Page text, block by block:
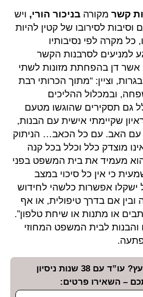
קשר מקורה בניכור הורי, ויש
וסיבות לסירובו של קטין להיות
כל מקרה לפי נסיבותיו
למניעים לסרבנות הקשר
דן בהפחתת מזונות לשתי
וציין: “מתוך הכרותי רבת
ובמכלול ההליכים
גם תסקירים שהוגשו מטעם
שקיימתי אישית עם הבנות,
עם האב. עם כל הכאב… הניתוק
מוצדק כלל וכלל בכל קנה
מעמיד את בית המשפט בפני
כי אין כל סיכוי במצב
ישקלו אפשרות כלשהי לחידוש
ובין אם בדרך טיפולית, או אף
או מתנות או שיחת טלפון”.
לבית המשפט המחוזי
צריכים להתייעץ? עו”ד עם 38 שנות ניסיון
– השאירו פרטים: